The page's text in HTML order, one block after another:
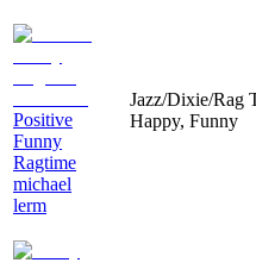
Positive
Funny
Ragtime
michael
lerm
Jazz/Dixie/Rag
Happy, Funny